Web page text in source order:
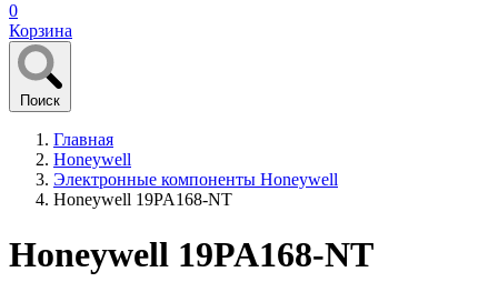
0
Корзина
Поиск
Главная
Honeywell
Электронные компоненты Honeywell
Honeywell 19PA168-NT
Honeywell 19PA168-NT